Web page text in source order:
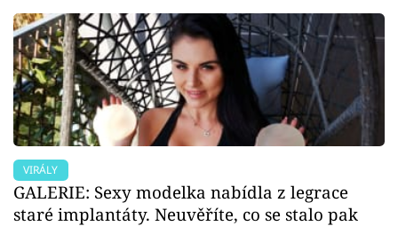
VIRÁLY
GALERIE: Sexy modelka nabídla z legrace
staré implantáty. Neuvěříte, co se stalo pak